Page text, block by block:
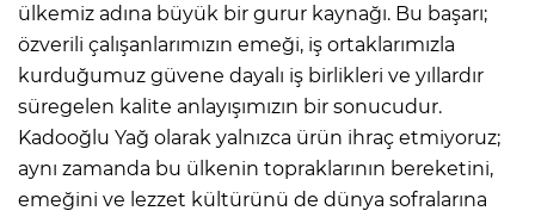
ülkemiz adına büyük bir gurur kaynağı. Bu başarı;
özverili çalışanlarımızın emeği, iş ortaklarımızla
kurduğumuz güvene dayalı iş birlikleri ve yıllardır
süregelen kalite anlayışımızın bir sonucudur.
Kadooğlu Yağ olarak yalnızca ürün ihraç etmiyoruz;
aynı zamanda bu ülkenin topraklarının bereketini,
emeğini ve lezzet kültürünü de dünya sofralarına